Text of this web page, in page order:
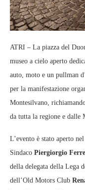
ATRI – La piazza del
museo a cielo aperto
auto, moto e un pullman
per la manifestazione
Montesilvano,
da tutta la regione e dalle
L’evento è stato aperto nel
Sindaco Piergiorgio
della delegata della Lega
dell’Old Motors Club